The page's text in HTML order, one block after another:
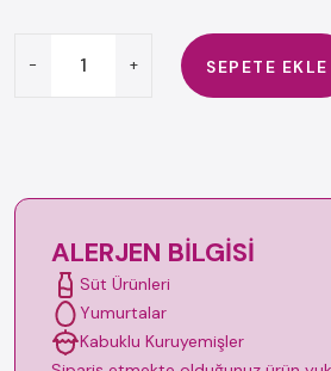
- + SEPETE EKLE
ALERJEN BILGISI
Süt Ürünleri
Yumurtalar
Kabuklu Kuruyemişler